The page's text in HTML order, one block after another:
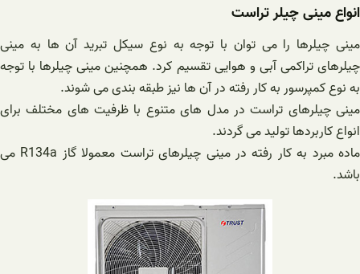
انواع مینی چیلر تراست
مینی چیلرها را می توان با توجه به نوع سیکل تبرید آن ها به مینی
چیلرهای تراکمی آبی و هوایی تقسیم کرد. همچنین مینی چیلرها با توجه
به نوع کمپرسور به کار رفته در آن ها نیز طبقه بندی می شوند.
مینی چیلرهای تراست در مدل های متنوع با ظرفیت های مختلف برای
انواع کاربردها تولید می گردند.
ماده مبرد به کار رفته در مینی چیلرهای تراست معمولا گاز R134a می
باشد.